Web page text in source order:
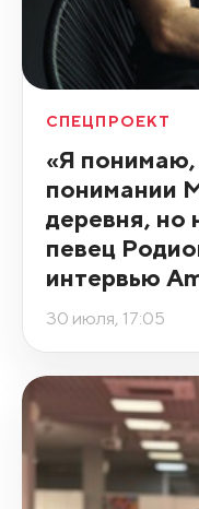
СПЕЦПРОЕКТ
«Я
понимании
деревня, но
певец
интервью
30 июля, 17:05